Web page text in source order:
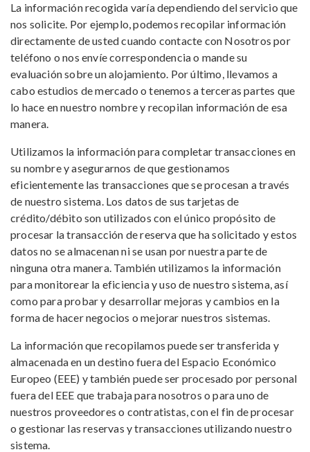
La información recogida varía dependiendo del servicio que
nos solicite. Por ejemplo, podemos recopilar información
directamente de usted cuando contacte con Nosotros por
teléfono o nos envíe correspondencia o mande su
evaluación sobre un alojamiento. Por último, llevamos a
cabo estudios de mercado o tenemos a terceras partes que
lo hace en nuestro nombre y recopilan información de esa
manera.
Utilizamos la información para completar transacciones en
su nombre y asegurarnos de que gestionamos
eficientemente las transacciones que se procesan a través
de nuestro sistema. Los datos de sus tarjetas de
crédito/débito son utilizados con el único propósito de
procesar la transacción de reserva que ha solicitado y estos
datos no se almacenan ni se usan por nuestra parte de
ninguna otra manera. También utilizamos la información
para monitorear la eficiencia y uso de nuestro sistema, así
como para probar y desarrollar mejoras y cambios en la
forma de hacer negocios o mejorar nuestros sistemas.
La información que recopilamos puede ser transferida y
almacenada en un destino fuera del Espacio Económico
Europeo (EEE) y también puede ser procesado por personal
fuera del EEE que trabaja para nosotros o para uno de
nuestros proveedores o contratistas, con el fin de procesar
o gestionar las reservas y transacciones utilizando nuestro
sistema.